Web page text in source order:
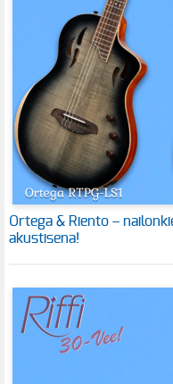
Ortega & Riento –
akustisena!